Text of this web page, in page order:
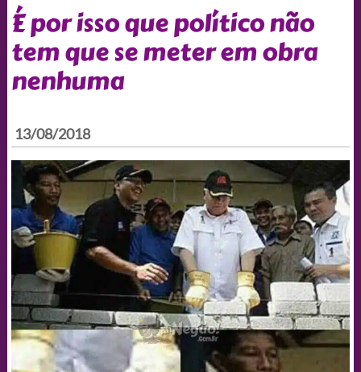
É por isso que político não
tem que se meter em obra
nenhuma
13/08/2018